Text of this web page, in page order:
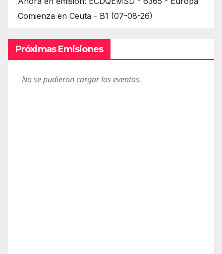
Comienza en Ceuta - B1 (07-08-26)
Próximas Emisiones